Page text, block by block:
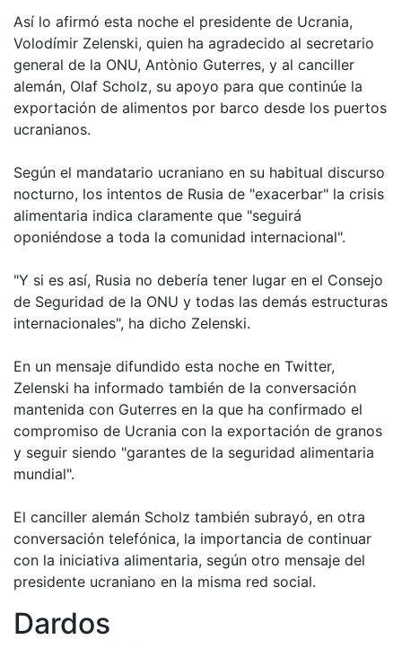
Así lo afirmó esta noche el presidente de Ucrania,
Volodímir Zelenski, quien ha agradecido al secretario
general de la ONU, Antònio Guterres, y al canciller
alemán, Olaf Scholz, su apoyo para que continúe la
exportación de alimentos por barco desde los puertos
ucranianos.
Según el mandatario ucraniano en su habitual discurso
nocturno, los intentos de Rusia de "exacerbar" la crisis
alimentaria indica claramente que "seguirá
oponiéndose a toda la comunidad internacional".
"Y si es así, Rusia no debería tener lugar en el Consejo
de Seguridad de la ONU y todas las demás estructuras
internacionales", ha dicho Zelenski.
En un mensaje difundido esta noche en Twitter,
Zelenski ha informado también de la conversación
mantenida con Guterres en la que ha confirmado el
compromiso de Ucrania con la exportación de granos
y seguir siendo "garantes de la seguridad alimentaria
mundial".
El canciller alemán Scholz también subrayó, en otra
conversación telefónica, la importancia de continuar
con la iniciativa alimentaria, según otro mensaje del
presidente ucraniano en la misma red social.
Dardos